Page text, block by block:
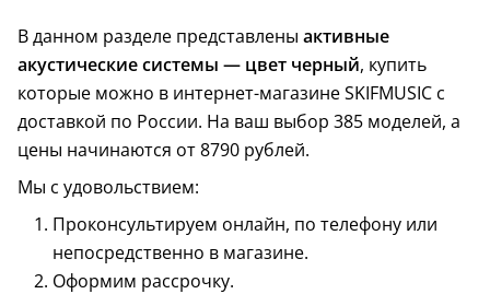
В данном разделе представлены активные
акустические системы — цвет черный, купить
которые можно в интернет-магазине SKIFMUSIC с
доставкой по России. На ваш выбор 385 моделей, а
цены начинаются от 8790 рублей.
Мы с удовольствием:
Проконсультируем онлайн, по телефону или
непосредственно в магазине.
Оформим рассрочку.